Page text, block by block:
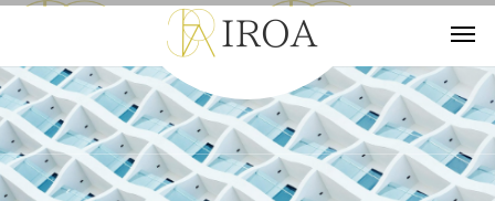
Information